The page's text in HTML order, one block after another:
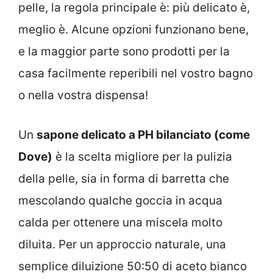
pelle, la regola principale è: più delicato è,
meglio è. Alcune opzioni funzionano bene,
e la maggior parte sono prodotti per la
casa facilmente reperibili nel vostro bagno
o nella vostra dispensa!
Un sapone delicato a PH bilanciato (come
Dove) è la scelta migliore per la pulizia
della pelle, sia in forma di barretta che
mescolando qualche goccia in acqua
calda per ottenere una miscela molto
diluita. Per un approccio naturale, una
semplice diluizione 50:50 di aceto bianco